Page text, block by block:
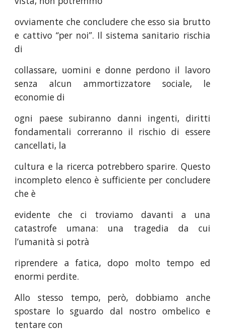
ovviamente che concludere che esso sia brutto
e cattivo “per noi”. Il sistema sanitario rischia
di
collassare, uomini e donne perdono il lavoro
senza alcun ammortizzatore sociale, le
economie di
ogni paese subiranno danni ingenti, diritti
fondamentali correranno il rischio di essere
cancellati, la
cultura e la ricerca potrebbero sparire. Questo
incompleto elenco è sufficiente per concludere
che è
evidente che ci troviamo davanti a una
catastrofe umana: una tragedia da cui
l’umanità si potrà
riprendere a fatica, dopo molto tempo ed
enormi perdite.
Allo stesso tempo, però, dobbiamo anche
spostare lo sguardo dal nostro ombelico e
tentare con